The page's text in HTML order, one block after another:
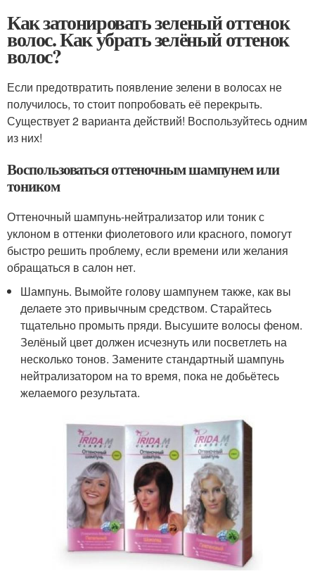
Как затонировать зеленый оттенок
волос. Как убрать зелёный оттенок
волос?
Если предотвратить появление зелени в волосах не
получилось, то стоит попробовать её перекрыть.
Существует 2 варианта действий! Воспользуйтесь одним
из них!
Воспользоваться оттеночным шампунем или
тоником
Оттеночный шампунь-нейтрализатор или тоник с
уклоном в оттенки фиолетового или красного, помогут
быстро решить проблему, если времени или желания
обращаться в салон нет.
Шампунь. Вымойте голову шампунем также, как вы
делаете это привычным средством. Старайтесь
тщательно промыть пряди. Высушите волосы феном.
Зелёный цвет должен исчезнуть или посветлеть на
несколько тонов. Замените стандартный шампунь
нейтрализатором на то время, пока не добьётесь
желаемого результата.